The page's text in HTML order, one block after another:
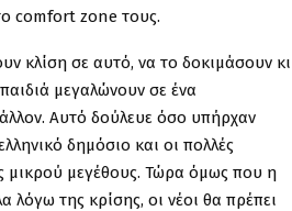
comfort zone τους.
κλίση σε αυτό, να το δοκιμάσουν κι
μεγαλώνουν σε ένα
Αυτό δούλευε όσο υπήρχαν
δημόσιο και οι πολλές
μικρού μεγέθους. Τώρα όμως που η
λόγω της κρίσης, οι νέοι θα πρέπει